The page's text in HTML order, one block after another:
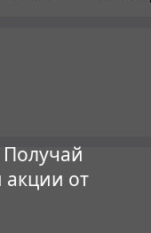
акции от